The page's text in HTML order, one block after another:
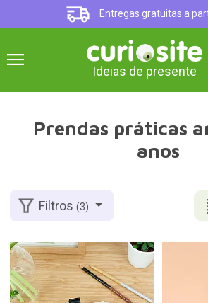
Entregas gratuitas a
Ideias de presente
Prendas práticas
anos
Filtros(3)